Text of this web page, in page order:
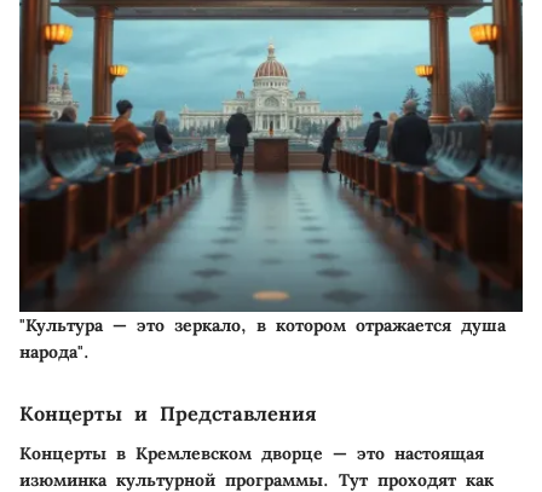
"Культура — это зеркало, в котором отражается душа
народа".
Концерты и Представления
Концерты в Кремлевском дворце — это настоящая
изюминка культурной программы. Тут проходят как